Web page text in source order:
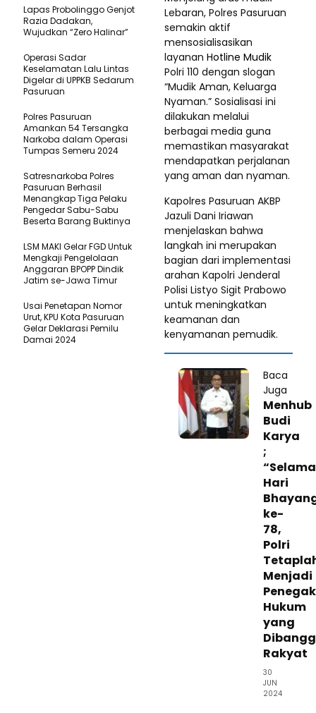
Lebaran, Polres Pasuruan
semakin aktif
mensosialisasikan
layanan Hotline Mudik
Polri 110 dengan slogan
“Mudik Aman, Keluarga
Nyaman.” Sosialisasi ini
dilakukan melalui
berbagai media guna
memastikan masyarakat
mendapatkan perjalanan
yang aman dan nyaman.
Kapolres Pasuruan AKBP
Jazuli Dani Iriawan
menjelaskan bahwa
langkah ini merupakan
bagian dari implementasi
arahan Kapolri Jenderal
Polisi Listyo Sigit Prabowo
untuk meningkatkan
keamanan dan
kenyamanan pemudik.
Baca
Juga
Menhub
Budi
Karya
;
Hari
ke-
78,
Polri
Menjadi
Penegak
Hukum
yang
Rakyat
30
JUN
2024
Lapas Probolinggo Genjot
Razia Dadakan,
Wujudkan “Zero Halinar”
Operasi Sadar
Keselamatan Lalu Lintas
Digelar di UPPKB Sedarum
Pasuruan
Polres Pasuruan
Amankan 54 Tersangka
Narkoba dalam Operasi
Tumpas Semeru 2024
Satresnarkoba Polres
Pasuruan Berhasil
Menangkap Tiga Pelaku
Pengedar Sabu-Sabu
Beserta Barang Buktinya
LSM MAKI Gelar FGD Untuk
Mengkaji Pengelolaan
Anggaran BPOPP Dindik
Jatim se-Jawa Timur
Usai Penetapan Nomor
Urut, KPU Kota Pasuruan
Gelar Deklarasi Pemilu
Damai 2024